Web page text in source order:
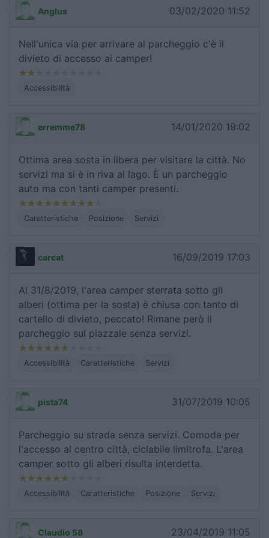
Anglus 03/02/2020 11:52
Nell'unica via per arrivare al parcheggio c'è il
divieto di accesso ai camper!
Accessibilità
erremme78 14/01/2020 19:02
Ottima area sosta in libera per visitare la città. No
servizi ma si è in riva al lago. È un parcheggio
auto ma con tanti camper presenti.
Caratteristiche Posizione Servizi
carcat 16/09/2019 17:03
Al 31/8/2019, l'area camper sterrata sotto gli
alberi (ottima per la sosta) è chiusa con tanto di
cartello di divieto, peccato! Rimane però il
parcheggio sul piazzale senza servizi.
Accessibilità Caratteristiche Servizi
pista74 31/07/2019 10:05
Parcheggio su strada senza servizi. Comoda per
l'accesso al centro città, ciclabile limitrofa. L'area
camper sotto gli alberi risulta interdetta.
Accessibilità Caratteristiche Posizione Servizi
Claudio 58 23/04/2019 11:05